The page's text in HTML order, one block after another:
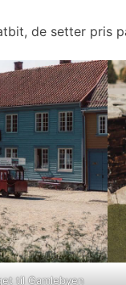
de setter pris
til Gamlebyen